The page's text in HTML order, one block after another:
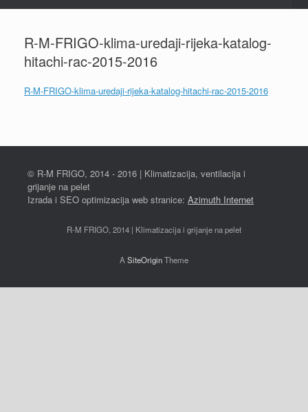
R-M-FRIGO-klima-uredaji-rijeka-katalog-
hitachi-rac-2015-2016
R-M-FRIGO-klima-uredaji-rijeka-katalog-hitachi-rac-2015-2016
© R-M FRIGO, 2014 - 2016 | Klimatizacija, ventilacija i
grijanje na pelet
Izrada i SEO optimizacija web stranice: Azimuth Internet
R-M FRIGO, 2014 | Klimatizacija i grijanje na pelet
A SiteOriginTheme